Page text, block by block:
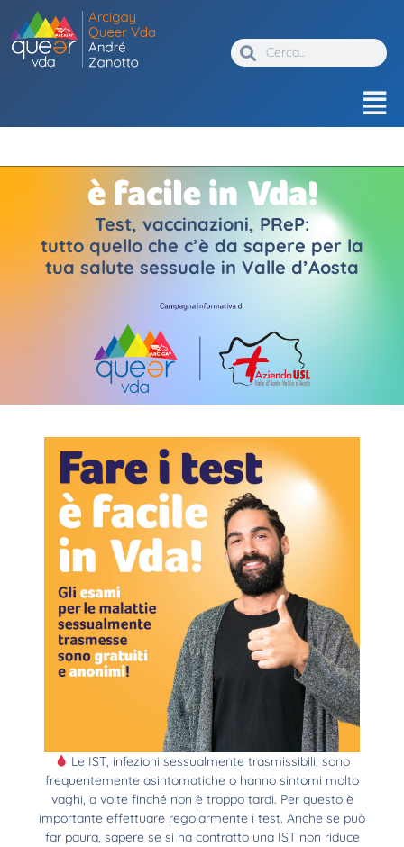
Test, vaccinazioni, PReP:
tutto quello che c’è da sapere per la
tua salute sessuale in Valle d’Aosta
Le IST, infezioni sessualmente trasmissibili, sono
frequentemente asintomatiche o hanno sintomi molto
vaghi, a volte finché non è troppo tardi. Per questo è
importante effettuare regolarmente i test. Anche se può
far paura, sapere se si ha contratto una IST non riduce